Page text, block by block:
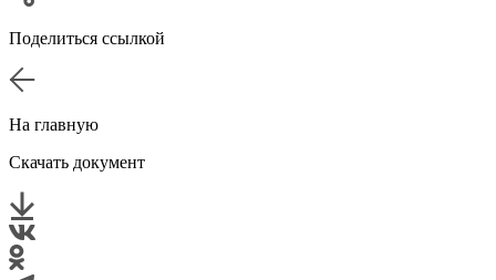
Поделиться ссылкой
На главную
Скачать документ